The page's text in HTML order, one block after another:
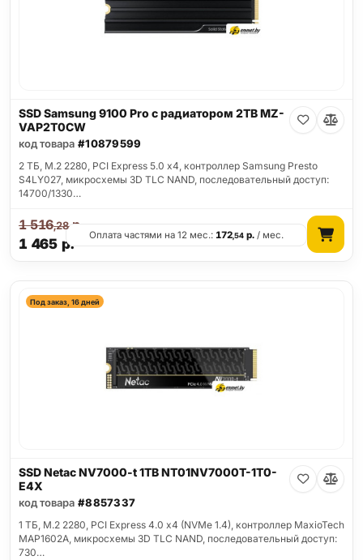
SSD Samsung 9100 Pro с радиатором 2TB MZ-
VAP2T0CW
код товара #10879599
2 ТБ, M.2 2280, PCI Express 5.0 x4, контроллер Samsung Presto
S4LY027, микросхемы 3D TLC NAND, последовательный доступ:
14700/1330…
1 465 р.
1 516,28р.
Оплата частями на 12 мес.:172,54 р. / мес.
Под заказ, 16 дней
SSD Netac NV7000-t 1TB NT01NV7000T-1T0-
E4X
код товара #8857337
1 ТБ, M.2 2280, PCI Express 4.0 x4 (NVMe 1.4), контроллер MaxioTech
MAP1602A, микросхемы 3D TLC NAND, последовательный доступ:
730…